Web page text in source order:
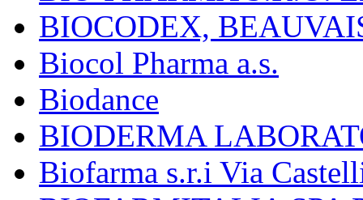
BIOCODEX,
Biocol Pharma a.s.
Biodance
BIODERMA
Biofarma s.r.i Via